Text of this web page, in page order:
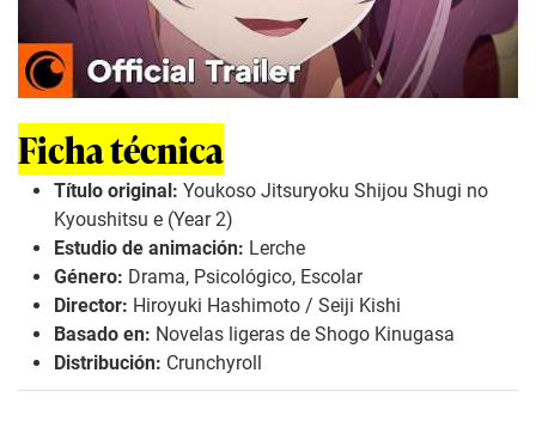
Ficha técnica
Título original: Youkoso Jitsuryoku Shijou Shugi no
Kyoushitsu e (Year 2)
Estudio de animación: Lerche
Género: Drama, Psicológico, Escolar
Director: Hiroyuki Hashimoto / Seiji Kishi
Basado en: Novelas ligeras de Shogo Kinugasa
Distribución: Crunchyroll